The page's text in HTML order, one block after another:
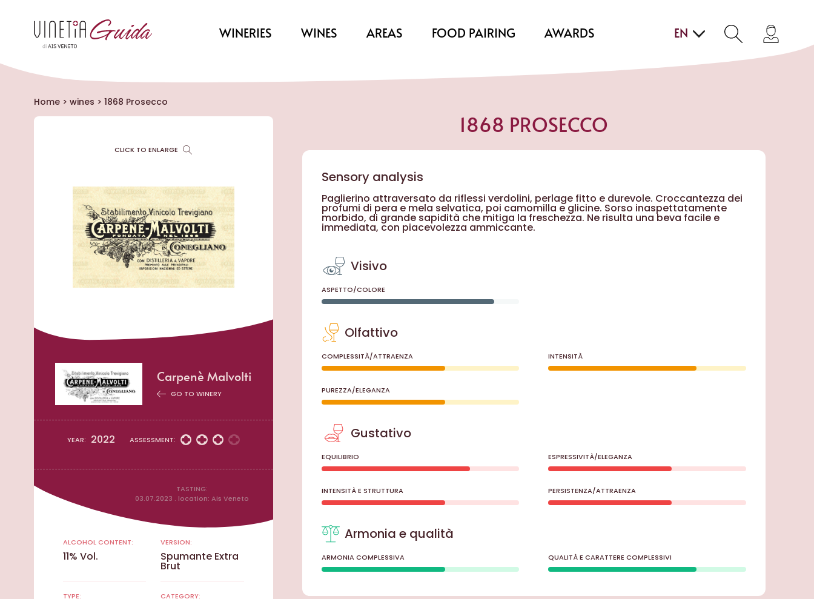
WINERIES WINES AREAS FOOD PAIRING AWARDS EN
Home > wines > 1868 Prosecco
1868 PROSECCO
Sensory analysis
Paglierino attraversato da riflessi verdolini, perlage fitto e durevole. Croccantezza dei
profumi di pera e mela selvatica, poi camomilla e glicine. Sorso inaspettatamente
morbido, di grande sapidità che mitiga la freschezza. Ne risulta una beva facile e
immediata, con piacevolezza ammiccante.
Visivo
ASPETTO/COLORE
Olfattivo
COMPLESSITÀ/ATTRAENZA INTENSITÀ
PUREZZA/ELEGANZA
Gustativo
EQUILIBRIO ESPRESSIVITÀ/ELEGANZA
INTENSITÀ E STRUTTURA PERSISTENZA/ATTRAENZA
Armonia e qualità
ARMONIA COMPLESSIVA QUALITÀ E CARATTERE COMPLESSIVI
CLICK TO ENLARGE
Carpenè Malvolti
GO TO WINERY
YEAR: 2022 ASSESSMENT:
TASTING:
03.07.2023 . location: Ais Veneto
ALCOHOL CONTENT:
11% Vol.
VERSION:
Spumante Extra
Brut
TYPE: CATEGORY: